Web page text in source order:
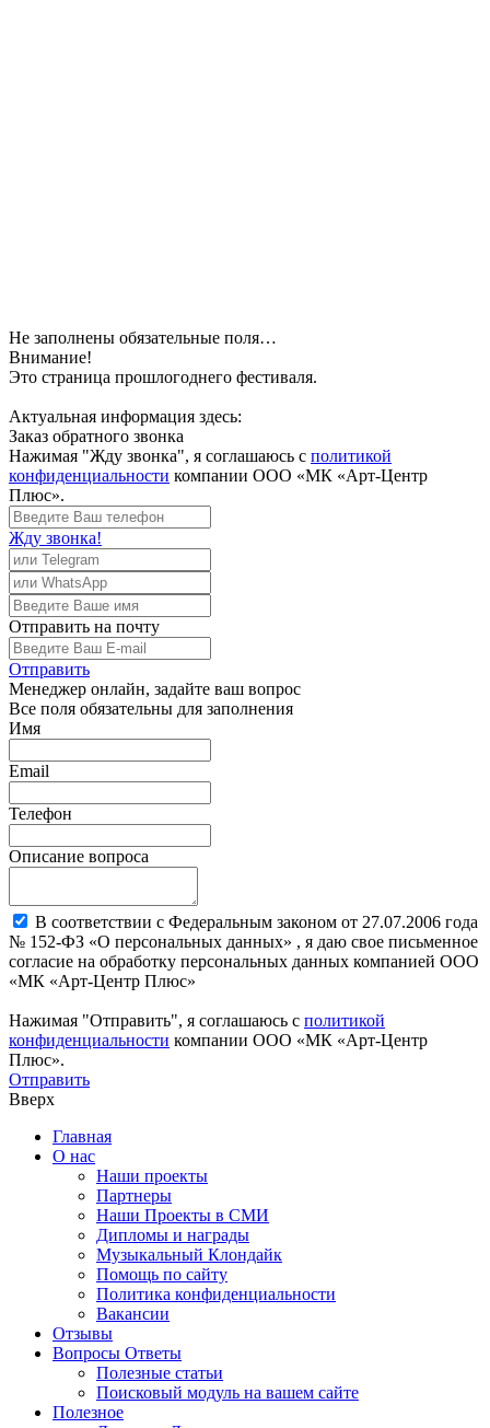
Не заполнены обязательные поля…
Внимание!
Это страница прошлогоднего фестиваля.
Актуальная информация здесь:
Заказ обратного звонка
Нажимая "Жду звонка", я соглашаюсь с политикой
конфиденциальности компании ООО «МК «Арт-Центр
Плюс».
Жду звонка!
Отправить на почту
Отправить
Менеджер онлайн, задайте ваш вопрос
Все поля обязательны для заполнения
Имя
Email
Телефон
Описание вопроса
В соответствии с Федеральным законом от 27.07.2006 года
№ 152-ФЗ «О персональных данных» , я даю свое письменное
согласие на обработку персональных данных компанией ООО
«МК «Арт-Центр Плюс»
Нажимая "Отправить", я соглашаюсь с политикой
конфиденциальности компании ООО «МК «Арт-Центр
Плюс».
Отправить
Вверх
Главная
О нас
Наши проекты
Партнеры
Наши Проекты в СМИ
Дипломы и награды
Музыкальный Клондайк
Помощь по сайту
Политика конфиденциальности
Вакансии
Отзывы
Вопросы Ответы
Полезные статьи
Поисковый модуль на вашем сайте
Полезное